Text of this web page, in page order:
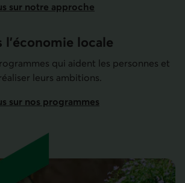
sur notre approche
l'économie locale
qui aident les personnes et
leurs ambitions.
sur nos programmes